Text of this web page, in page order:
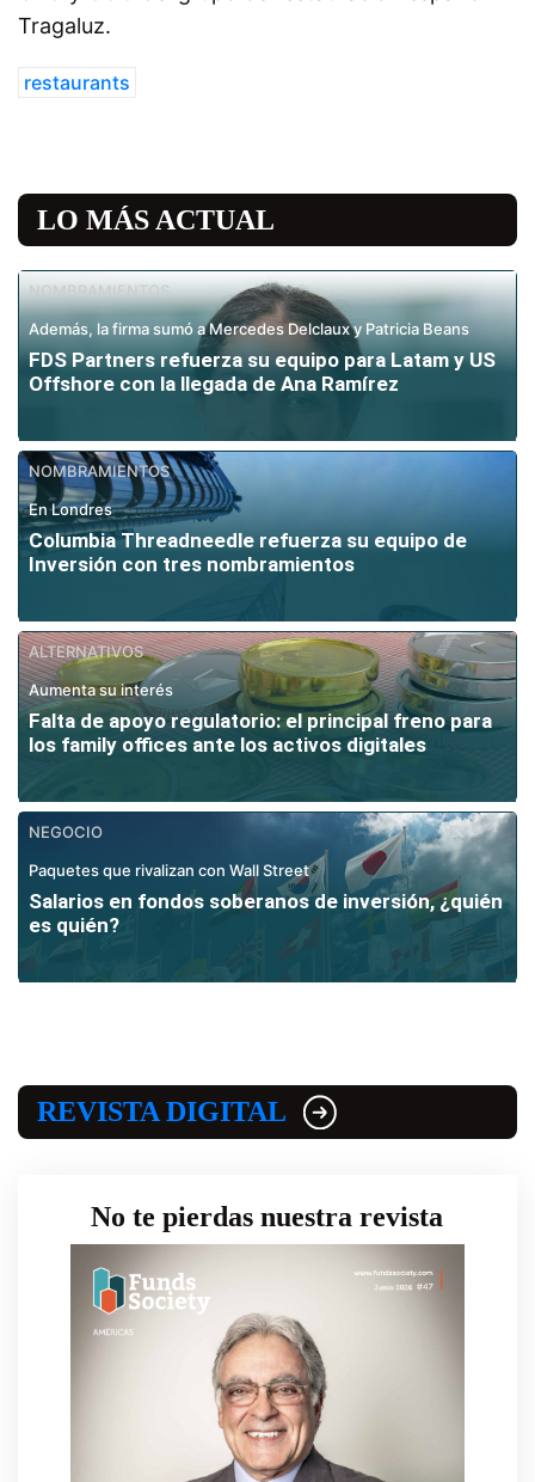
Tragaluz.
restaurants
LO MÁS ACTUAL
NOMBRAMIENTOS
Además, la firma sumó a Mercedes Delclaux y Patricia Beans
FDS Partners refuerza su equipo para Latam y US
Offshore con la llegada de Ana Ramírez
NOMBRAMIENTOS
En Londres
Columbia Threadneedle refuerza su equipo de
Inversión con tres nombramientos
ALTERNATIVOS
Aumenta su interés
Falta de apoyo regulatorio: el principal freno para
los family offices ante los activos digitales
NEGOCIO
Paquetes que rivalizan con Wall Street
Salarios en fondos soberanos de inversión, ¿quién
es quién?
REVISTA DIGITAL
No te pierdas nuestra revista